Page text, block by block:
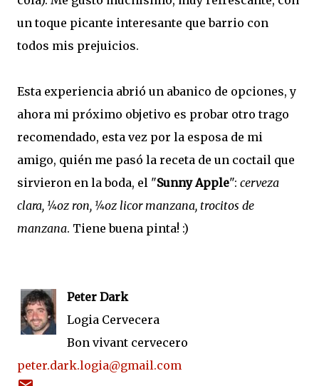
un toque picante interesante que barrio con
todos mis prejuicios.
Esta experiencia abrió un abanico de opciones, y
ahora mi próximo objetivo es probar otro trago
recomendado, esta vez por la esposa de mi
amigo, quién me pasó la receta de un coctail que
sirvieron en la boda, el "Sunny Apple": cerveza
clara, ¼oz ron, ¼oz licor manzana, trocitos de
manzana. Tiene buena pinta! :)
Peter Dark
Logia Cervecera
Bon vivant cervecero
peter.dark.logia@gmail.com